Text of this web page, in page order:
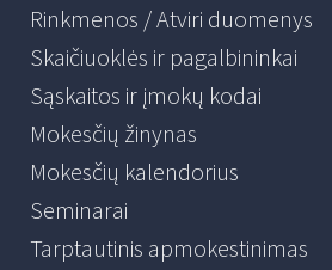
Rinkmenos / Atviri duomenys
Skaičiuoklės ir pagalbininkai
Sąskaitos ir įmokų kodai
Mokesčių žinynas
Mokesčių kalendorius
Seminarai
Tarptautinis apmokestinimas